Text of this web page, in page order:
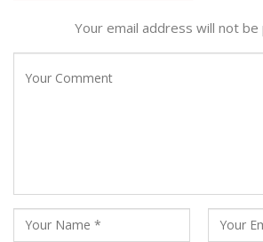
Your email address will not be